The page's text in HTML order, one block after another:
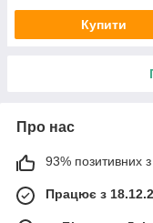
Купити
Про нас
93% позитивних з
Працює з